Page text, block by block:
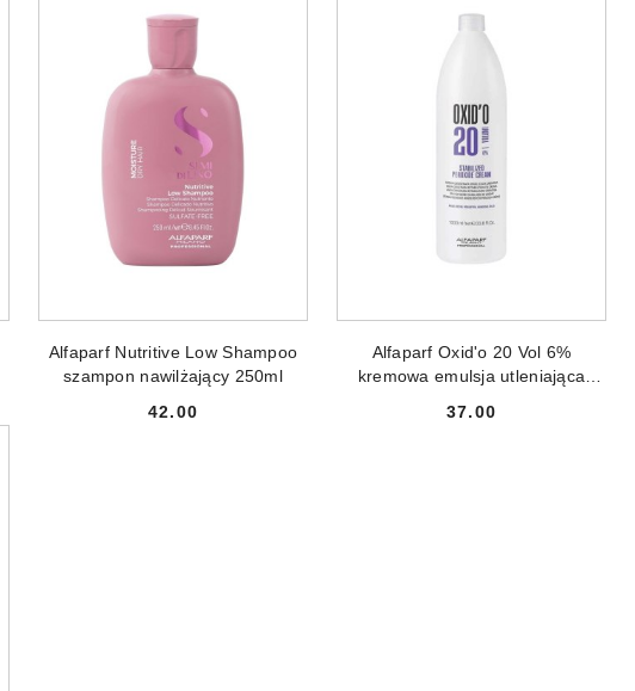
Alfaparf Nutritive Low Shampoo
szampon nawilżający 250ml
Cena:
42.00
Alfaparf Oxid'o 20 Vol 6%
kremowa emulsja utleniająca
Cena:
37.00